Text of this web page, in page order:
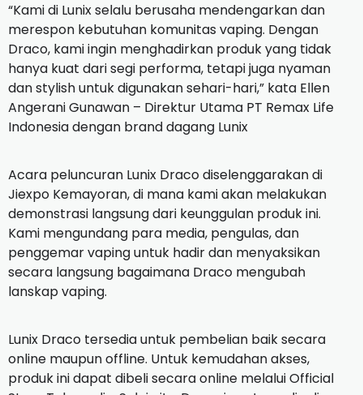
“Kami di Lunix selalu berusaha mendengarkan dan
merespon kebutuhan komunitas vaping. Dengan
Draco, kami ingin menghadirkan produk yang tidak
hanya kuat dari segi performa, tetapi juga nyaman
dan stylish untuk digunakan sehari-hari,” kata Ellen
Angerani Gunawan – Direktur Utama PT Remax Life
Indonesia dengan brand dagang Lunix
Acara peluncuran Lunix Draco diselenggarakan di
Jiexpo Kemayoran, di mana kami akan melakukan
demonstrasi langsung dari keunggulan produk ini.
Kami mengundang para media, pengulas, dan
penggemar vaping untuk hadir dan menyaksikan
secara langsung bagaimana Draco mengubah
lanskap vaping.
Lunix Draco tersedia untuk pembelian baik secara
online maupun offline. Untuk kemudahan akses,
produk ini dapat dibeli secara online melalui Official